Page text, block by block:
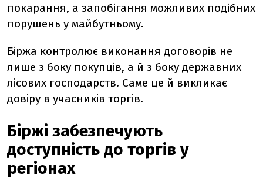
покарання, а запобігання можливих подібних
порушень у майбутньому.
Біржа контролює виконання договорів не
лише з боку покупців, а й з боку державних
лісових господарств. Саме це й викликає
довіру в учасників торгів.
Біржі забезпечують
доступність до торгів у
регіонах